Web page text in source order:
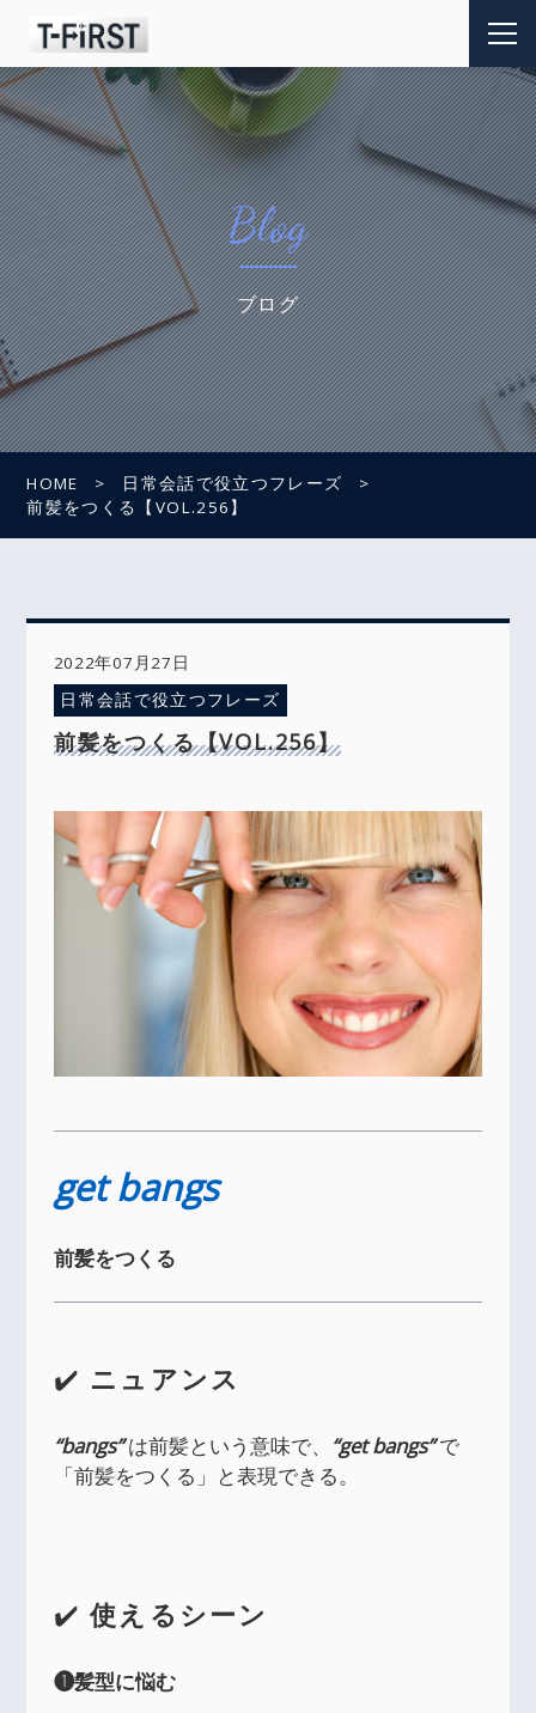
Blog
ブログ
HOME
日常会話で役立つフレーズ
前髪をつくる【VOL.256】
2022年07月27日
日常会話で役立つフレーズ
前髪をつくる【VOL.256】
get bangs
前髪をつくる
✔️ ニュアンス
“bangs”は前髪という意味で、 “get bangs”で
「前髪をつくる」と表現できる。
✔️使えるシーン
❶髪型に悩む